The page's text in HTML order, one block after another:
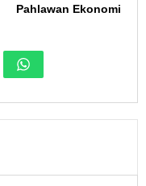
Pahlawan Ekonomi